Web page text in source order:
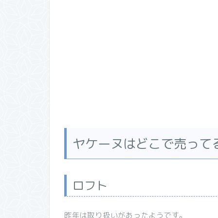
ヤケーヌはどこで売って
ロフト
昨年は取り扱いがあったようです。